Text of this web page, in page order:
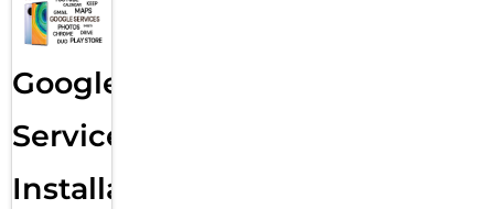
Google
Services
Installation